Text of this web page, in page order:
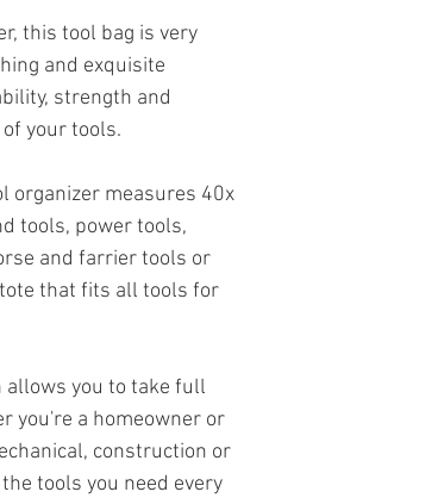
this tool bag is very
and exquisite
strength and
your tools.
organizer measures 40x
tools, power tools,
and farrier tools or
that fits all tools for
allows you to take full
you're a homeowner or
construction or
tools you need every